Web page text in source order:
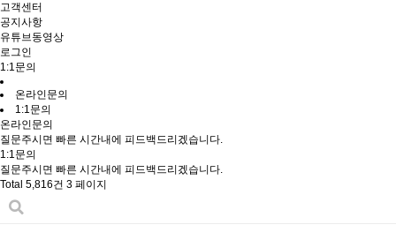
고객센터
공지사항
유튜브동영상
로그인
1:1문의
온라인문의
1:1문의
온라인문의
질문주시면 빠른 시간내에 피드백드리겠습니다.
1:1문의
질문주시면 빠른 시간내에 피드백드리겠습니다.
Total 5,816건 3 페이지